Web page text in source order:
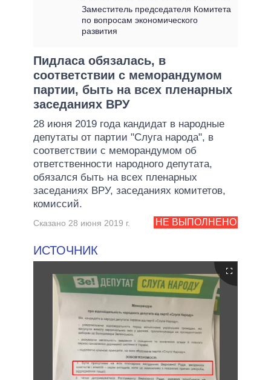
ГЛАВЫ ОБЛАДМИНИСТРАЦИЙ
СРАВНЕНИЕ ПОЛИТИКОВ
Заместитель председателя Комитета
по вопросам экономического
развития
Пидласа обязалась, в
соответствии с меморандумом
партии, быть на всех пленарных
заседаниях ВРУ
28 июня 2019 года кандидат в народные
депутаты от партии "Слуга народа", в
соответствии с меморандумом об
ответственности народного депутата,
обязался быть на всех пленарных
заседаниях ВРУ, заседаниях комитетов,
комиссий.
НЕ ВЫПОЛНЕНО
Сказано 28 июня 2019 г.
ИСТОЧНИК